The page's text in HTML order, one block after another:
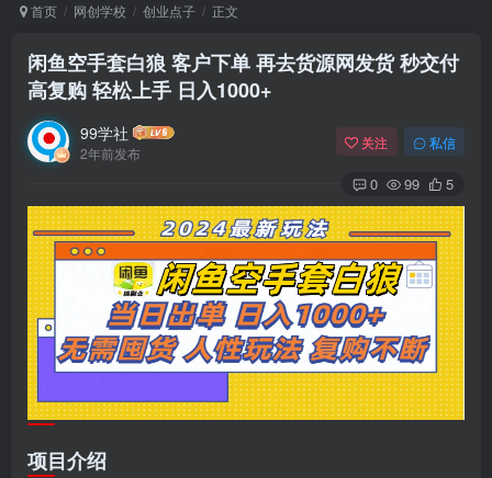
首页 网创学校 创业点子 正文
闲鱼空手套白狼 客户下单 再去货源网发货 秒交付
高复购 轻松上手 日入1000+
99学社
2年前发布
关注 私信
0 99 5
项目介绍